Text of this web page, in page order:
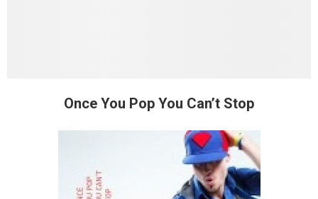
Once You Pop You Can’t Stop